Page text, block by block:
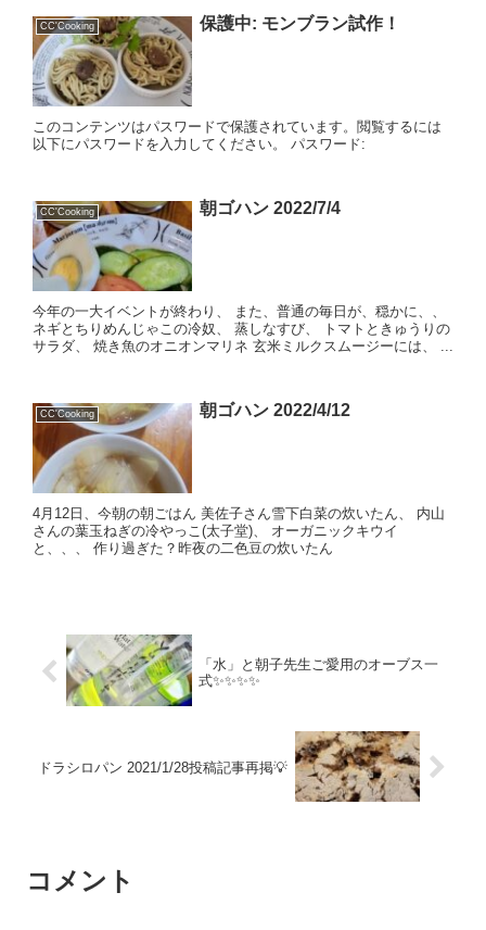
CC'Cooking 保護中: モンブラン試作！
このコンテンツはパスワードで保護されています。閲覧するには
以下にパスワードを入力してください。 パスワード:
CC'Cooking 朝ゴハン 2022/7/4
今年の一大イベントが終わり、 また、普通の毎日が、穏かに、、
ネギとちりめんじゃこの冷奴、 蒸しなすび、 トマトときゅうりの
サラダ、 焼き魚のオニオンマリネ 玄米ミルクスムージーには、 ...
CC'Cooking 朝ゴハン 2022/4/12
4月12日、今朝の朝ごはん 美佐子さん雪下白菜の炊いたん、 内山
さんの葉玉ねぎの冷やっこ(太子堂)、 オーガニックキウイ
と、、、 作り過ぎた？昨夜の二色豆の炊いたん
「水」と朝子先生ご愛用のオーブス一
式✨✨✨✨
ドラシロパン 2021/1/28投稿記事再掲💡
コメント